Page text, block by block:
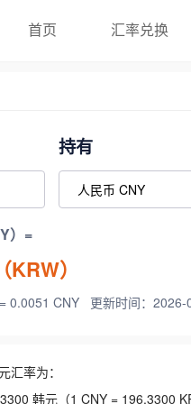
首页 汇率兑换
持有
）=
KRW）
0.0051 CNY 更新时间：
汇率为：
韩元（1 CNY = 196.3300